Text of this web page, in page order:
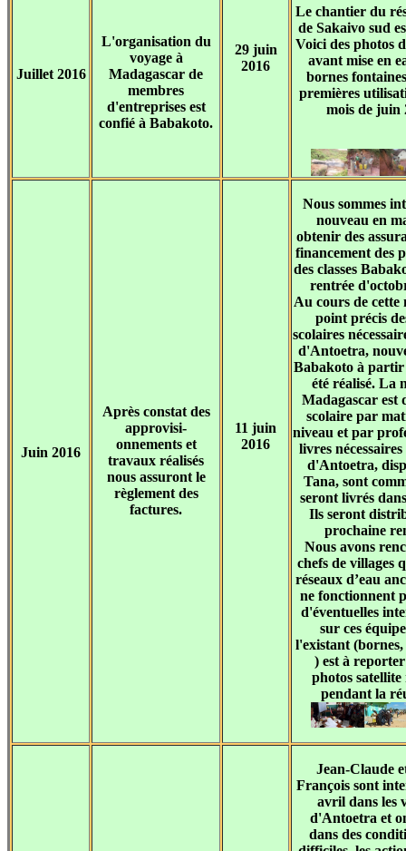
Juillet 2016
L'organisation du
voyage à
Madagascar de
membres
d'entreprises est
confié à Babakoto.
29 juin
2016
Le chantier du
de Sakaivo sud
Voici des photos
avant mise en
bornes
premières
mois de juin
Juin 2016
Après constat des
approvisi-
onnements et
travaux réalisés
nous assuront le
règlement des
factures.
11 juin
2016
Nous sommes
nouveau en
obtenir des
financement des
des classes
rentrée
Au cours de cette
point précis
scolaires
d'Antoetra,
Babakoto à partir
été réalisé. La
Madagascar est
scolaire par
niveau et par
livres
d'Antoetra,
Tana, sont
seront livrés
Ils seront
prochaine
Nous avons
chefs de villages
réseaux d’eau
ne fonctionnent
d'éventuelles
sur ces
l'existant
) est à
photos satellite
pendant la
Jean-Claude
François sont
avril dans les
d'Antoetra et
dans des